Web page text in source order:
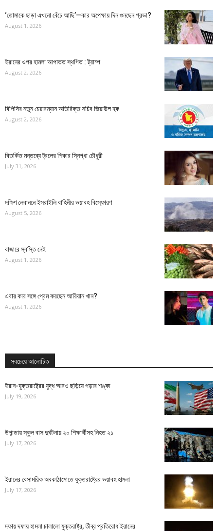
‘তোমাকে ছাড়া এখনো বেঁচে আছি’—কার অপেক্ষায় দিন গুনছেন প্রভা?
August 1, 2026
ইরানের ওপর হামলা আপাতত স্থগিত : ট্রাম্প
August 2, 2026
বিপিসির নতুন চেয়ারম্যান অতিরিক্ত সচিব জিয়াউল হক
August 2, 2026
বিতর্কিত মন্তব্যে ট্রলের শিকার স্নিগ্ধা চৌধুরী
July 31, 2026
দক্ষিণ লেবাননে ইসরাইলি বাহিনীর ভয়াবহ বিস্ফোরণ
August 5, 2026
বাজারে স্বস্তি নেই
August 1, 2026
এবার কার সঙ্গে প্রেম করছেন আরিয়ান খান?
August 1, 2026
সবচেয়ে আলোচিত
ইরান-যুক্তরাষ্ট্রের যুদ্ধ আরও ছড়িয়ে পড়ার শঙ্কা
July 19, 2026
উগান্ডায় স্কুল বাস দুর্ঘটনায় ২০ শিক্ষার্থীসহ নিহত ২১
July 17, 2026
ইরানের বেসামরিক অবকাঠামোতে যুক্তরাষ্ট্রের ভয়াবহ হামলা
July 17, 2026
দফায় দফায় হামলা চালালো যুক্তরাষ্ট্র, তীব্র প্রতিরোধ ইরানের